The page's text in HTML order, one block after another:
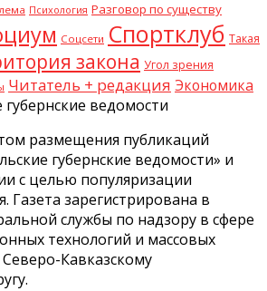
Психология Разговор по существу
Соцсети Спортклуб Такая
закона Угол зрения
Читатель + редакция Экономика
размещения публикаций
губернские ведомости» и
с целью популяризации
Газета зарегистрирована в
службы по надзору в сфере
технологий и массовых
Кавказскому